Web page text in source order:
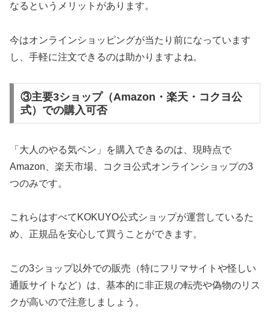
なるというメリットがあります。
今はオンラインショッピングが当たり前になっています
し、手軽に注文できるのは助かりますよね。
③主要3ショップ（Amazon・楽天・コクヨ公
式）での購入可否
「大人のやる気ペン」を購入できるのは、現時点で
Amazon、楽天市場、コクヨ公式オンラインショップの3
つのみです。
これらはすべてKOKUYO公式ショップが運営しているた
め、正規品を安心して買うことができます。
この3ショップ以外での販売（特にフリマサイトや怪しい
通販サイトなど）は、基本的に非正規の転売や偽物のリス
クが高いので注意しましょう。